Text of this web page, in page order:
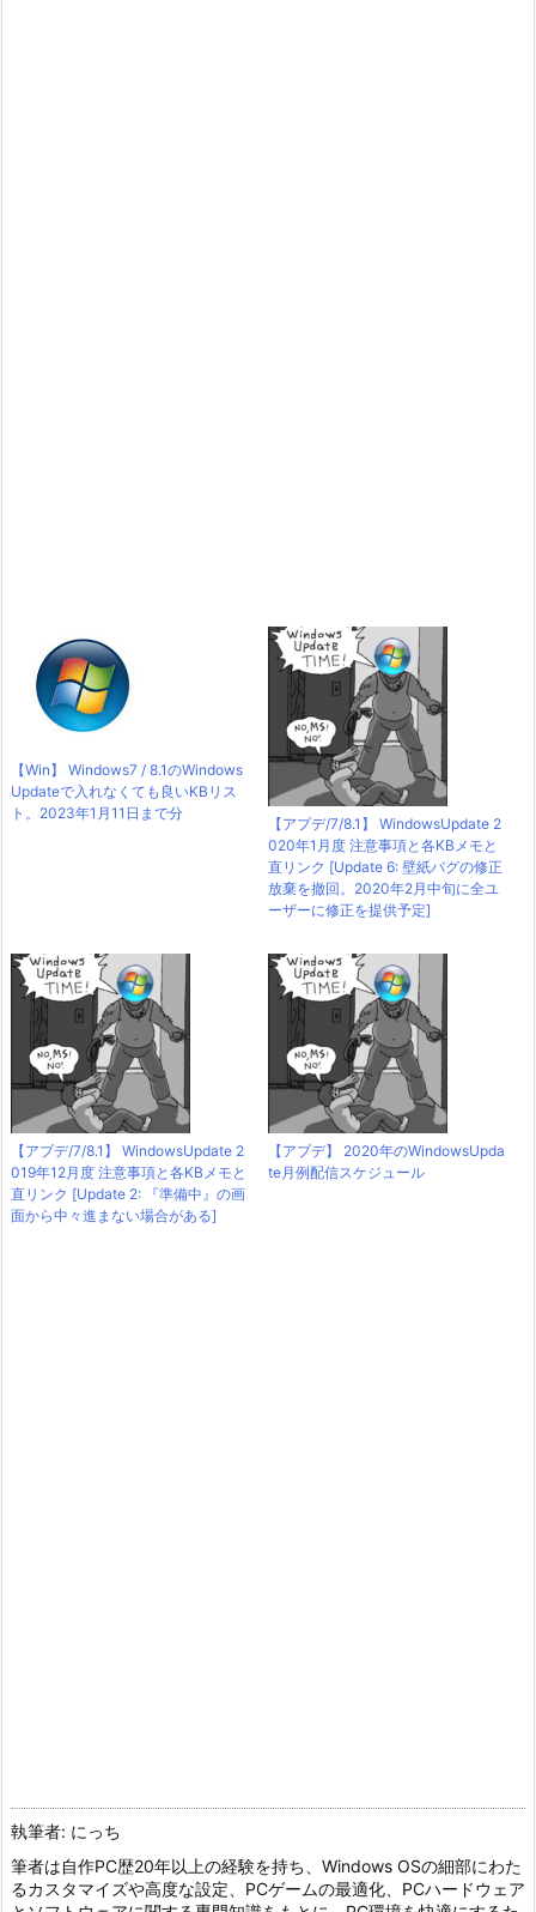
【Win】 Windows7 / 8.1のWindows
Updateで入れなくても良いKBリス
ト。2023年1月11日まで分
【アプデ/7/8.1】 WindowsUpdate 2
020年1月度 注意事項と各KBメモと
直リンク [Update 6: 壁紙バグの修正
放棄を撤回。2020年2月中旬に全ユ
ーザーに修正を提供予定]
【アプデ/7/8.1】 WindowsUpdate 2
019年12月度 注意事項と各KBメモと
直リンク [Update 2: 『準備中』の画
面から中々進まない場合がある]
【アプデ】 2020年のWindowsUpda
te月例配信スケジュール
執筆者: にっち
筆者は自作PC歴20年以上の経験を持ち、Windows OSの細部にわた
るカスタマイズや高度な設定、PCゲームの最適化、PCハードウェア